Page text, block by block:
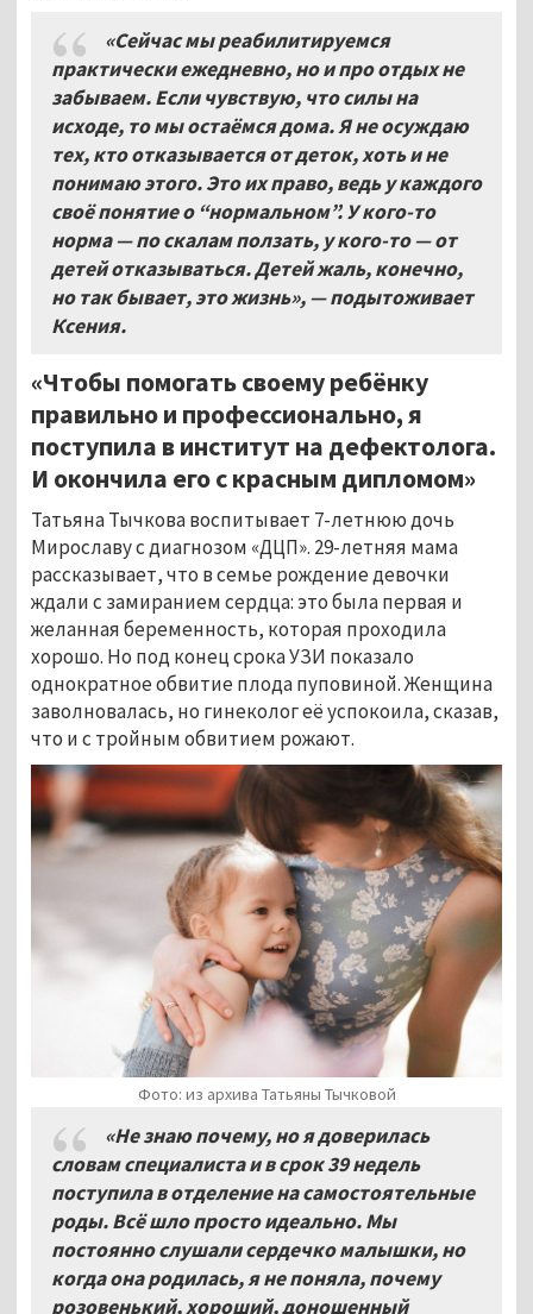
«Сейчас мы реабилитируемся
практически ежедневно, но и про отдых не
забываем. Если чувствую, что силы на
исходе, то мы остаёмся дома. Я не осуждаю
тех, кто отказывается от деток, хоть и не
понимаю этого. Это их право, ведь у каждого
своё понятие о “нормальном”. У кого-то
норма — по скалам ползать, у кого-то — от
детей отказываться. Детей жаль, конечно,
но так бывает, это жизнь», — подытоживает
Ксения.
«Чтобы помогать своему ребёнку
правильно и профессионально, я
поступила в институт на дефектолога.
И окончила его с красным дипломом»
Татьяна Тычкова воспитывает 7-летнюю дочь
Мирославу с диагнозом «ДЦП». 29-летняя мама
рассказывает, что в семье рождение девочки
ждали с замиранием сердца: это была первая и
желанная беременность, которая проходила
хорошо. Но под конец срока УЗИ показало
однократное обвитие плода пуповиной. Женщина
заволновалась, но гинеколог её успокоила, сказав,
что и с тройным обвитием рожают.
Фото: из архива Татьяны Тычковой
«Не знаю почему, но я доверилась
словам специалиста и в срок 39 недель
поступила в отделение на самостоятельные
роды. Всё шло просто идеально. Мы
постоянно слушали сердечко малышки, но
когда она родилась, я не поняла, почему
розовенький, хороший, доношенный